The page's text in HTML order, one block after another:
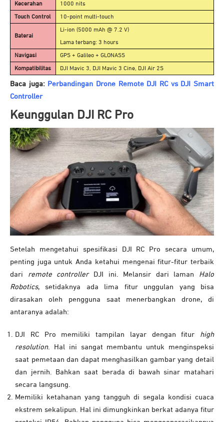
Kecerahan 1000 nits
Touch Control 10-point multi-touch
Baterai
Li-ion (5000 mAh @ 7.2 V)
Lama terbang: 3 hours
Navigasi GPS + Galileo + GLONASS
Kompatibilitas DJI Mavic 3, DJI Mavic 3 Cine, DJI Air 2S
Baca juga: Perbandingan Drone Remote DJI RC vs DJI Smart
Controller
Keunggulan DJI RC Pro
Setelah mengetahui spesifikasi DJI RC Pro secara umum,
penting juga untuk Anda ketahui mengenai fitur-fitur terbaik
dari remote controllerDJI ini. Melansir dari laman Halo
Robotics, setidaknya ada lima fitur unggulan yang bisa
dirasakan oleh pengguna saat menerbangkan drone, di
antaranya adalah:
DJI RC Pro memiliki tampilan layar dengan fitur high
resolution. Hal ini sangat membantu untuk menginspeksi
saat pemetaan dan dapat menghasilkan gambar yang detail
dan jernih. Bahkan saat berada di bawah sinar matahari
secara langsung.
Memiliki ketahanan yang tangguh di segala kondisi cuaca
ekstrem sekalipun. Hal ini dimungkinkan berkat adanya fitur